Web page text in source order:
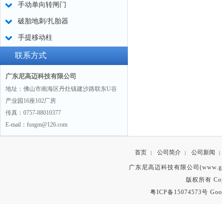
手动单向转闸门
破胎地刺/扎胎器
手提移动柱
联系方式
广东尼高迈科技有限公司
地址：佛山市南海区丹灶镇建沙路联东U谷
产业园16座102厂房
传真：0757-88010377
E-mail：fsngm@126.com
首页 | 公司简介 | 公司新闻 |
广东尼高迈科技有限公司
版权所有
粤ICP备15074573号